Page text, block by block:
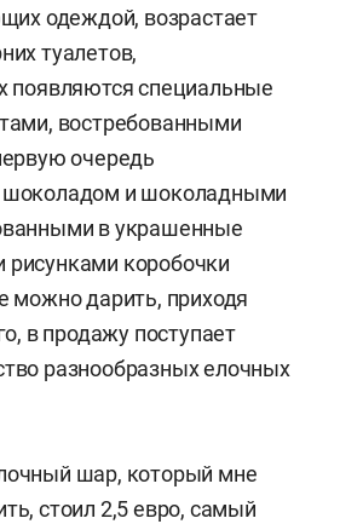
одеждой, возрастает
туалетов,
появляются специальные
востребованными
очередь
шоколадом и шоколадными
в украшенные
коробочки
можно дарить, приходя
в продажу поступает
разнообразных елочных
шар, который мне
стоил 2,5 евро, самый